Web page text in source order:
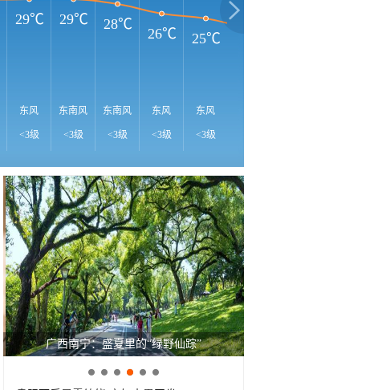
东风
<3级
东南风
<3级
东南风
<3级
东风
<3级
东风
<3级
29℃ 29℃ 28℃
26℃ 25℃
广西南宁：盛夏里的“绿野仙踪”